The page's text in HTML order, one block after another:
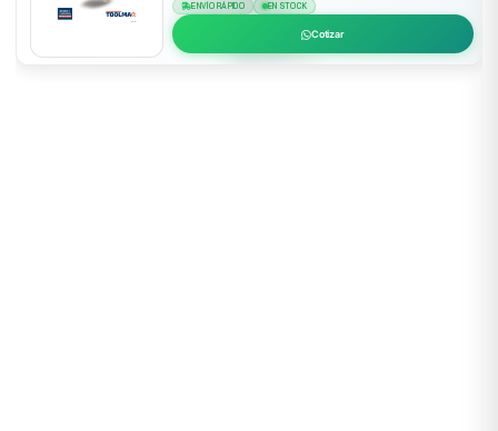
ENVÍO RÁPIDO EN STOCK
Cotizar